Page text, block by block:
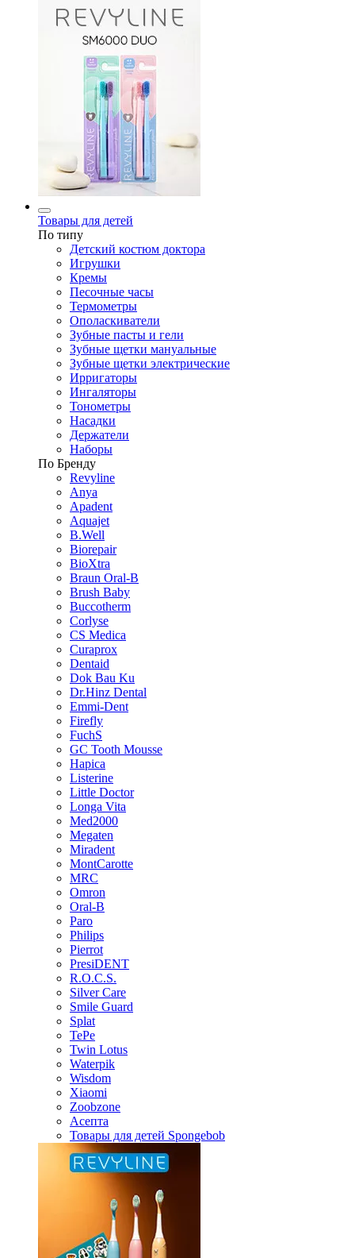
Товары для детей
По типу
Детский костюм доктора
Игрушки
Кремы
Песочные часы
Термометры
Ополаскиватели
Зубные пасты и гели
Зубные щетки мануальные
Зубные щетки электрические
Ирригаторы
Ингаляторы
Тонометры
Насадки
Держатели
Наборы
По Бренду
Revyline
Anya
Apadent
Aquajet
B.Well
Biorepair
BioXtra
Braun Oral-B
Brush Baby
Buccotherm
Corlyse
CS Medica
Curaprox
Dentaid
Dok Bau Ku
Dr.Hinz Dental
Emmi-Dent
Firefly
FuchS
GC Tooth Mousse
Hapica
Listerine
Little Doctor
Longa Vita
Med2000
Megaten
Miradent
MontCarotte
MRC
Omron
Oral-B
Paro
Philips
Pierrot
PresiDENT
R.O.C.S.
Silver Care
Smile Guard
Splat
TePe
Twin Lotus
Waterpik
Wisdom
Xiaomi
Zoobzone
Асепта
Товары для детей Spongebob